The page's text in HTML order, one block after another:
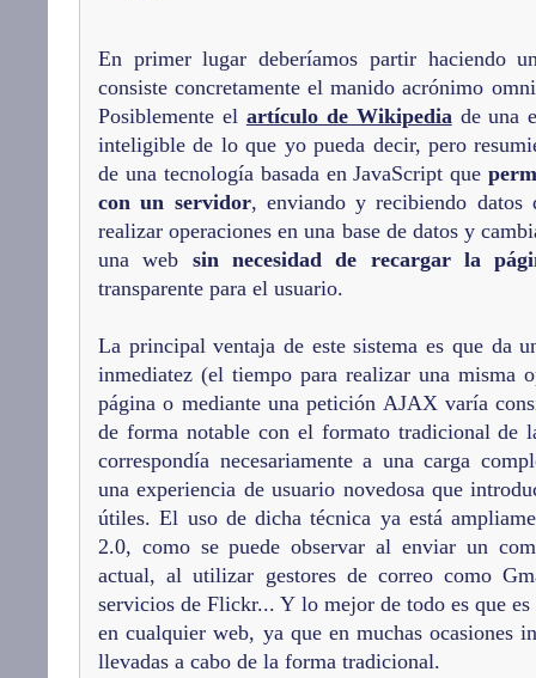
En primer lugar deberíamos partir haciendo
consiste concretamente el manido acrónimo
Posiblemente el artículo de Wikipediade una
inteligible de lo que yo pueda decir, pero
de una tecnología basada en JavaScript que
con un servidor, enviando y recibiendo datos
realizar operaciones en una base de datos y
una web sin necesidad de recargar la
transparente para el usuario.
La principal ventaja de este sistema es que da
inmediatez (el tiempo para realizar una misma
página o mediante una petición AJAX varía
de forma notable con el formato tradicional de
correspondía necesariamente a una carga
una experiencia de usuario novedosa que
útiles. El uso de dicha técnica ya está
2.0, como se puede observar al enviar un
actual, al utilizar gestores de correo como
servicios de Flickr... Y lo mejor de todo es que
en cualquier web, ya que en muchas ocasiones
llevadas a cabo de la forma tradicional.